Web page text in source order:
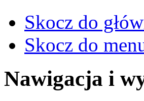
Skocz do
Skocz do
Nawigacja i